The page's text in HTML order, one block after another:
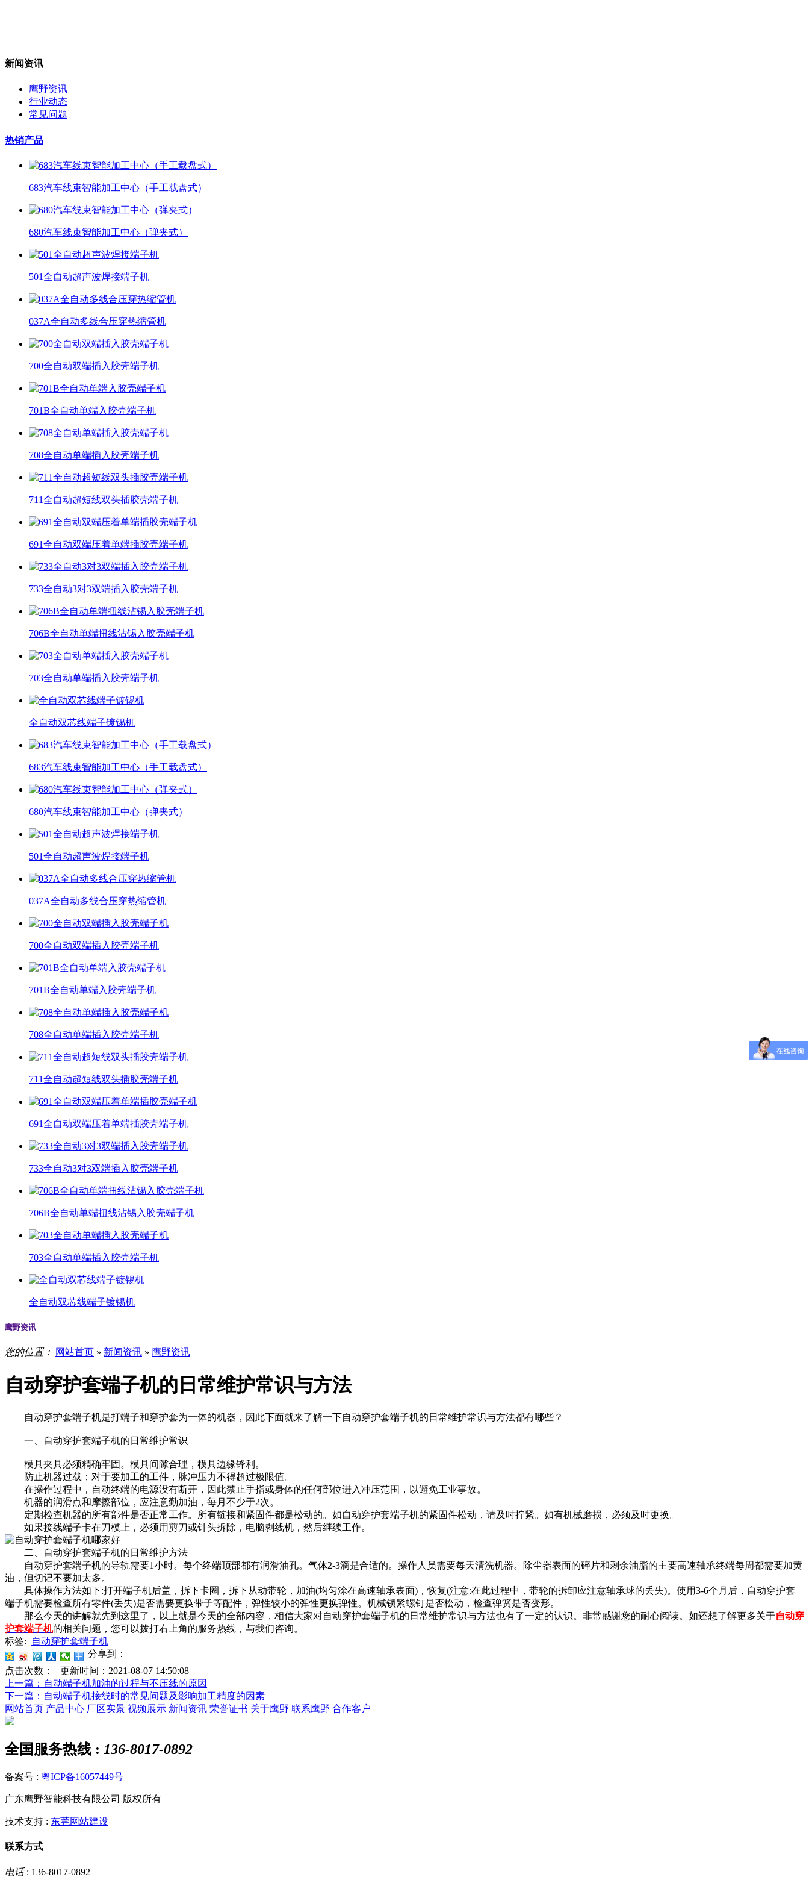
新闻资讯
鹰野资讯
行业动态
常见问题
热销产品
683汽车线束智能加工中心（手工载盘式）
680汽车线束智能加工中心（弹夹式）
501全自动超声波焊接端子机
037A全自动多线合压穿热缩管机
700全自动双端插入胶壳端子机
701B全自动单端入胶壳端子机
708全自动单端插入胶壳端子机
711全自动超短线双头插胶壳端子机
691全自动双端压着单端插胶壳端子机
733全自动3对3双端插入胶壳端子机
706B全自动单端扭线沾锡入胶壳端子机
703全自动单端插入胶壳端子机
全自动双芯线端子镀锡机
683汽车线束智能加工中心（手工载盘式）
680汽车线束智能加工中心（弹夹式）
501全自动超声波焊接端子机
037A全自动多线合压穿热缩管机
700全自动双端插入胶壳端子机
701B全自动单端入胶壳端子机
708全自动单端插入胶壳端子机
711全自动超短线双头插胶壳端子机
691全自动双端压着单端插胶壳端子机
733全自动3对3双端插入胶壳端子机
706B全自动单端扭线沾锡入胶壳端子机
703全自动单端插入胶壳端子机
全自动双芯线端子镀锡机
鹰野资讯
您的位置： 网站首页 » 新闻资讯 » 鹰野资讯
自动穿护套端子机的日常维护常识与方法
自动穿护套端子机是打端子和穿护套为一体的机器，因此下面就来了解一下自动穿护套端子机的日常维护常识与方法都有哪些？
一、自动穿护套端子机的日常维护常识
模具夹具必须精确牢固。模具间隙合理，模具边缘锋利。
防止机器过载；对于要加工的工件，脉冲压力不得超过极限值。
在操作过程中，自动终端的电源没有断开，因此禁止手指或身体的任何部位进入冲压范围，以避免工业事故。
机器的润滑点和摩擦部位，应注意勤加油，每月不少于2次。
定期检查机器的所有部件是否正常工作。所有链接和紧固件都是松动的。如自动穿护套端子机的紧固件松动，请及时拧紧。如有机械磨损，必须及时更换。
如果接线端子卡在刀模上，必须用剪刀或针头拆除，电脑剥线机，然后继续工作。
二、自动穿护套端子机的日常维护方法
自动穿护套端子机的导轨需要1小时。每个终端顶部都有润滑油孔。气体2-3滴是合适的。操作人员需要每天清洗机器。除尘器表面的碎片和剩余油脂的主要高速轴承终端每周都需要加黄
油，但切记不要加太多。
具体操作方法如下:打开端子机后盖，拆下卡圈，拆下从动带轮，加油(均匀涂在高速轴承表面)，恢复(注意:在此过程中，带轮的拆卸应注意轴承球的丢失)。使用3-6个月后，自动穿护套
端子机需要检查所有零件(丢失)是否需要更换带子等配件，弹性较小的弹性更换弹性。机械锁紧螺钉是否松动，检查弹簧是否变形。
那么今天的讲解就先到这里了，以上就是今天的全部内容，相信大家对自动穿护套端子机的日常维护常识与方法也有了一定的认识。非常感谢您的耐心阅读。如还想了解更多关于自动穿
护套端子机的相关问题，您可以拨打右上角的服务热线，与我们咨询。
标签:
自动穿护套端子机
分享到：
点击次数：
更新时间：2021-08-07 14:50:08
上一篇 ：自动端子机加油的过程与不压线的原因
下一篇 ：自动端子机接线时的常见问题及影响加工精度的因素
网站首页 产品中心 厂区实景 视频展示 新闻资讯 荣誉证书 关于鹰野 联系鹰野 合作客户
全国服务热线 : 136-8017-0892
备案号 : 粤ICP备16057449号
广东鹰野智能科技有限公司 版权所有
技术支持 : 东莞网站建设
联系方式
电话: 136-8017-0892